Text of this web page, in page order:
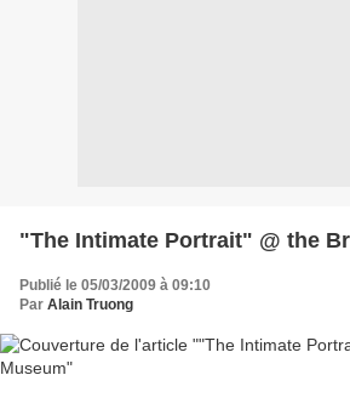
"The Intimate Portrait" @ the
Publié le 05/03/2009 à 09:10
Par Alain Truong